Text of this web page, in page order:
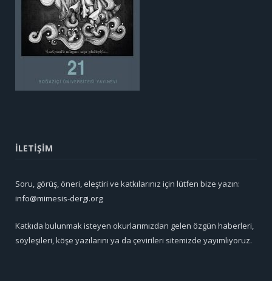
İLETİŞİM
Soru, görüş, öneri, eleştiri ve katkılarınız için lütfen bize yazın:
info@mimesis-dergi.org
Katkıda bulunmak isteyen okurlarımızdan gelen özgün haberleri,
söyleşileri, köşe yazılarını ya da çevirileri sitemizde yayımlıyoruz.